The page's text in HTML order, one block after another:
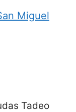
Miguel
Tadeo